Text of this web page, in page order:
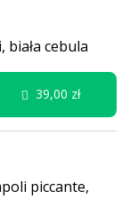
cebula
piccante,